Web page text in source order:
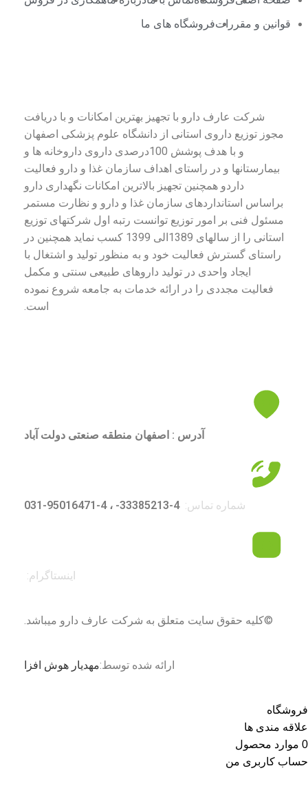
قوانین و مقرراتفروشگاه های ما
شرکت عارف دارو با تجهیز بهترین امکانات و با دریافت
مجوز توزیع داروی استانی از دانشگاه علوم پزشکی اصفهان
و با هدف پوشش 100درصدی داروی داروخانه ها و
بیمارستانها و در راستای اهداف سازمان غذا و دارو فعالیت
داردو همچنین تجهیز بالاترین امکانات نگهداری دارو
براساس استانداردهای سازمان غذا و دارو و نظارت مستمر
مسئول فنی بر امور توزیع توانست رتبه اول شرکتهای توزیع
استانی را از سالهای 1389الی 1399 کسب نماید همچنین در
راستای گسترش فعالیت خود و به منظور تولید و اشتغال با
ایجاد واحدی در تولید داروهای طبیعی سنتی و مکمل
فعالیت مجددی را در ارائه خدمات به جامعه شروع نموده
است.
آدرس : اصفهان منطقه صنعتی دولت آباد
شماره تماس: 4-33385213- ، 4-95016471-031
اینستاگرام:
©کلیه حقوق سایت متعلق به شرکت عارف دارو میباشد.
ارائه شده توسط:مهدیار هوش افزا
فروشگاه
علاقه مندی ها
0 موارد محصول
حساب کاربری من